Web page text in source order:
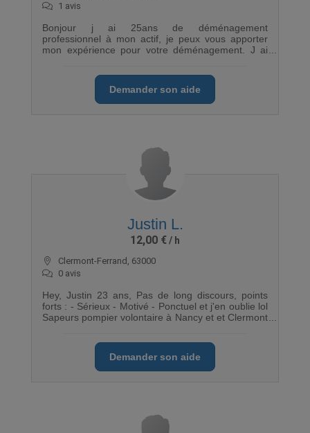
1 avis
Bonjour j ai 25ans de déménagement
professionnel à mon actif, je peux vous apporter
mon expérience pour votre déménagement. J ai
couverture avant toute manutention et prend à ma
charge le chargement du véhicules. Les charges
lourdes sont ma spécialité. Je peu aussi apporter
mon expérience pour l emballage d objets fragile.
Demander son aide
Justin L.
12,00 €
Clermont-Ferrand, 63000
0 avis
Hey, Justin 23 ans, Pas de long discours, points
forts : - Sérieux - Motivé - Ponctuel et j'en oublie lol
Sapeurs pompier volontaire à Nancy et et Clermont
4 ans Me contacter pour plus d'infos!
Demander son aide